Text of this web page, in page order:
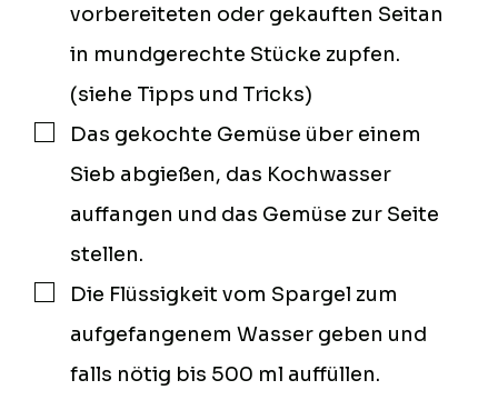
vorbereiteten oder gekauften Seitan
in mundgerechte Stücke zupfen.
(siehe Tipps und Tricks)
▢
Das gekochte Gemüse über einem
Sieb abgießen, das Kochwasser
auffangen und das Gemüse zur Seite
stellen.
▢
Die Flüssigkeit vom Spargel zum
aufgefangenem Wasser geben und
falls nötig bis 500 ml auffüllen.